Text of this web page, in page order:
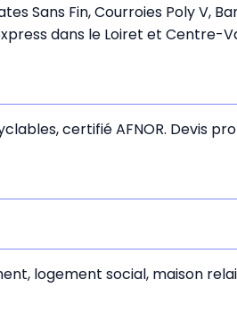
Sans Fin, Courroies Poly V,
dans le Loiret et Centre-
certifié AFNOR. Devis
logement social, maison